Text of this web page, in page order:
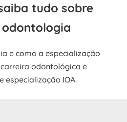
tudo sobre
e como a especialização
odontológica e
especialização IOA.